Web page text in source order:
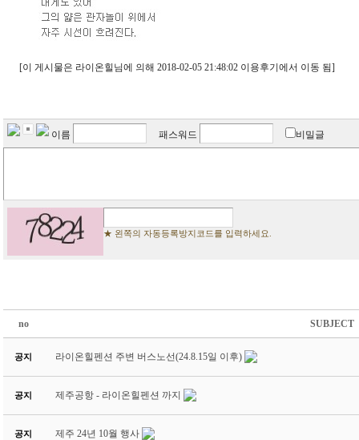
[이 게시물은 라이온힐님에 의해 2018-02-05 21:48:02 이용후기에서 이동 됨]
이름 패스워드 비밀글
★ 왼쪽의 자동등록방지코드를 입력하세요.
no SUBJECT
공지 라이온힐펜션 주변 버스노선(24.8.15일 이후)
공지 제주공항 - 라이온힐펜션 까지
공지 제주 24년 10월 행사